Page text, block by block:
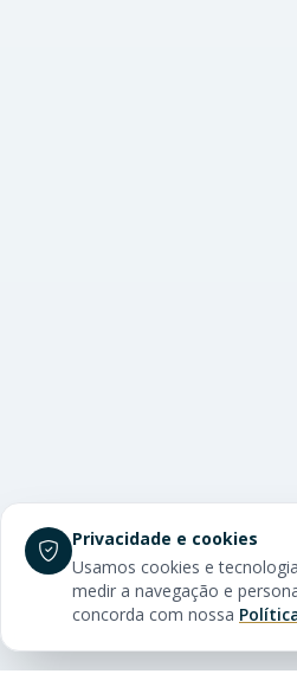
Privacidade e cookies
Usamos cookies e
medir a navegação e
concorda com nossa